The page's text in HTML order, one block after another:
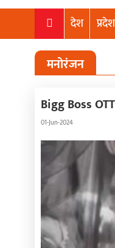
देश प्रदेश
मनोरंजन
Bigg Boss
01-Jun-2024